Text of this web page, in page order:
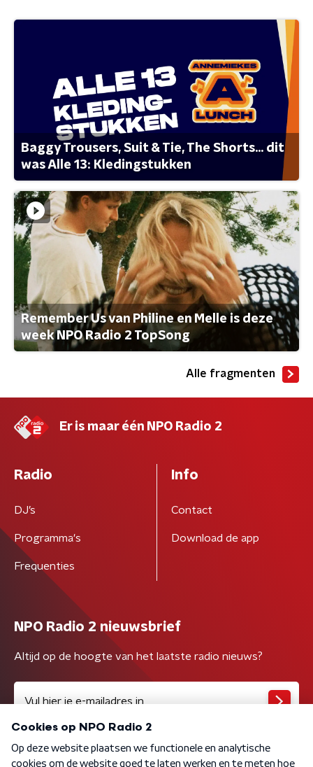
Baggy Trousers, Suit & Tie, The Shorts... dit
was Alle 13: Kledingstukken
Remember Us van Philine en Melle is deze
week NPO Radio 2 TopSong
Alle fragmenten
Er is maar één NPO Radio 2
Radio
DJ’s
Programma's
Frequenties
Info
Contact
Download de app
NPO Radio 2 nieuwsbrief
Altijd op de hoogte van het laatste radio nieuws?